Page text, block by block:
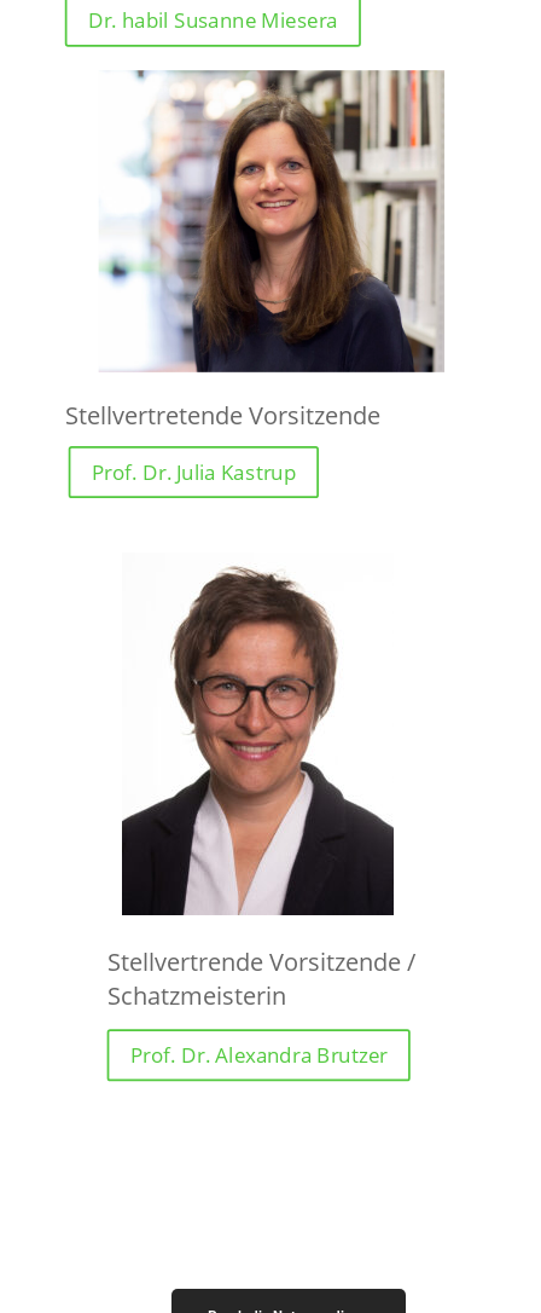
Dr. habil Susanne Miesera
Stellvertretende Vorsitzende
Prof. Dr. Julia Kastrup
Stellvertrende Vorsitzende /
Schatzmeisterin
Prof. Dr. Alexandra Brutzer